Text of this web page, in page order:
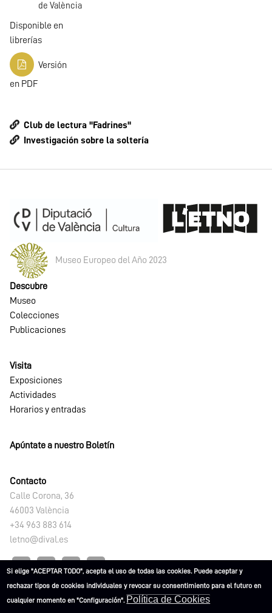
de València
Disponible en
librerías
Versión
en PDF
Club de lectura "Fadrines"
Investigación sobre la soltería
Museo Europeo del Año 2023
Descubre
Museo
Colecciones
Publicaciones
Visita
Exposiciones
Actividades
Horarios y entradas
Apúntate a nuestro Boletín
Contacto
Calle Corona, 36
46003 València
+34 963 883 614
letno@dival.es
Si elige "ACEPTAR TODO", acepta el uso de todas las cookies. Puede aceptar y
rechazar tipos de cookies individuales y revocar su consentimiento para el futuro en
cualquier momento en "Configuración". Política de Cookies